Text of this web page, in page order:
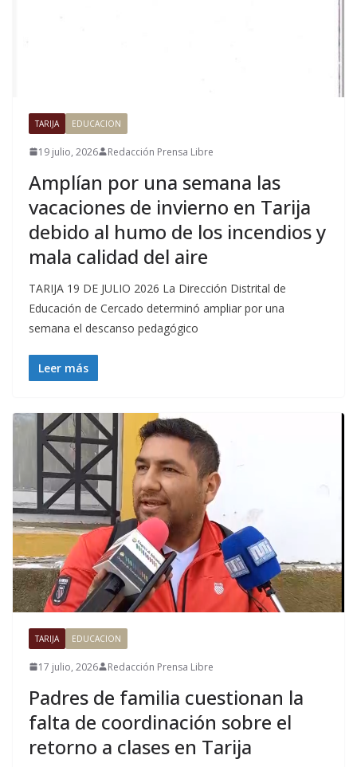
TARIJA EDUCACION
19 julio, 2026 Redacción Prensa Libre
Amplían por una semana las
vacaciones de invierno en Tarija
debido al humo de los incendios y
mala calidad del aire
TARIJA 19 DE JULIO 2026 La Dirección Distrital de
Educación de Cercado determinó ampliar por una
semana el descanso pedagógico
Leer más
TARIJA EDUCACION
17 julio, 2026 Redacción Prensa Libre
Padres de familia cuestionan la
falta de coordinación sobre el
retorno a clases en Tarija